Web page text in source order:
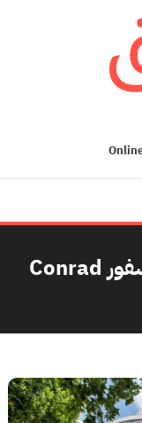
فندق كونراد اسطنبول البوسفور Conrad